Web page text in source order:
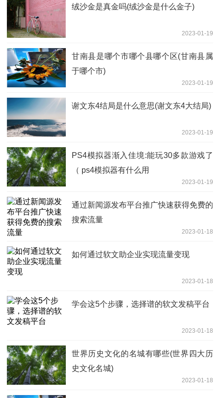
绒沙金是真金吗(绒沙金是什么金子)
2023-01-19
甘南县是哪个市哪个县哪个区(甘南县属
于哪个市)
2023-01-19
谢文东4结局是什么意思(谢文东4大结局)
2023-01-19
PS4模拟器渐入佳境:能玩30多款游戏了
（ ps4模拟器有什么用
2023-01-19
通过新闻源发布平台推广快速获得免费的
搜索流量
2023-01-18
如何通过软文助企业实现流量变现
2023-01-18
学会这5个步骤，选择谱的软文发稿平台
2023-01-18
世界历史文化的名城有哪些(世界四大历
史文化名城)
2023-01-18